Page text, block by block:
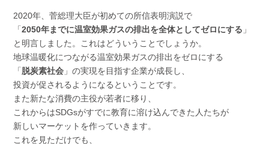
2020年、菅総理大臣が初めての所信表明演説で
「2050年までに温室効果ガスの排出を全体としてゼロにする 」
と明言しました。これはどういうことでしょうか。
地球温暖化につながる温室効果ガスの排出をゼロにする
「 脱炭素社会 」の実現を目指す企業が成長し、
投資が促されるようになるということです。
また新たな消費の主役が若者に移り、
これからはSDGsがすでに教育に溶け込んできた人たちが
新しいマーケットを作っていきます。
これを見ただけでも、